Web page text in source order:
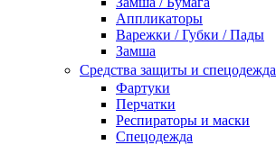
Аппликаторы
Варежки / Губки / Пады
Замша
Средства защиты и спецодежда
Фартуки
Перчатки
Респираторы и маски
Спецодежда